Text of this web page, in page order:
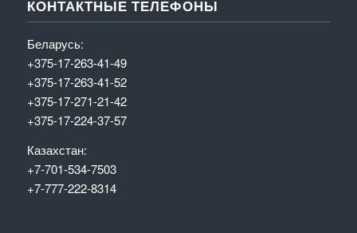
КОНТАКТНЫЕ ТЕЛЕФОНЫ
Беларусь:
+375-17-263-41-49
+375-17-263-41-52
+375-17-271-21-42
+375-17-224-37-57
Казахстан:
+7-701-534-7503
+7-777-222-8314